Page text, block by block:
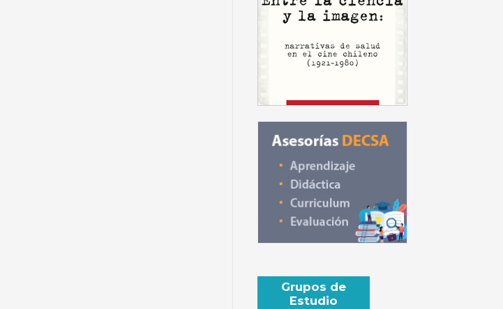
Grupos de
Estudio